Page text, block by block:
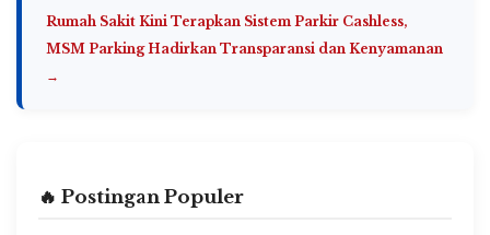
Rumah Sakit Kini Terapkan Sistem Parkir Cashless,
MSM Parking Hadirkan Transparansi dan Kenyamanan
→
🔥 Postingan Populer